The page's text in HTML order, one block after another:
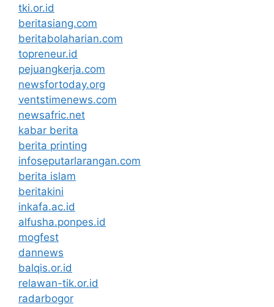
tki.or.id
beritasiang.com
beritabolaharian.com
topreneur.id
pejuangkerja.com
newsfortoday.org
ventstimenews.com
newsafric.net
kabar berita
berita printing
infoseputarlarangan.com
berita islam
beritakini
inkafa.ac.id
alfusha.ponpes.id
mogfest
dannews
balqis.or.id
relawan-tik.or.id
radarbogor